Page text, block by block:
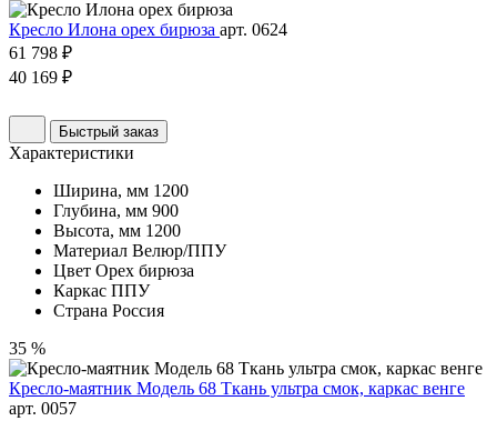
Кресло Илона орех бирюза арт. 0624
61 798 ₽
40 169 ₽
Быстрый заказ
Характеристики
Ширина, мм 1200
Глубина, мм 900
Высота, мм 1200
Материал Велюр/ППУ
Цвет Орех бирюза
Каркас ППУ
Страна Россия
35 %
Кресло-маятник Модель 68 Ткань ультра смок, каркас венге
арт. 0057